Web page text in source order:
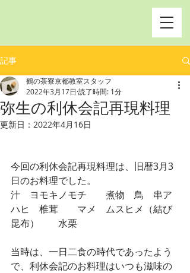
記事
弥生の利休会記再現料理
鶴の茶寮京都教室スタッフ
2022年3月17日 読了時間: 1分
更新日： 2022年4月16日
今回の利休会記再現料理は、旧暦3月3
日のお料理でした。
汁　ヨモキノモチ　　煮物　鳥　串ア
ハヒ　椎茸　　マメ　ムスヒメ（結び
昆布）　　水栗
当時は、一日二食の時代であったよう
で、利休会記のお料理はいつも滋味の